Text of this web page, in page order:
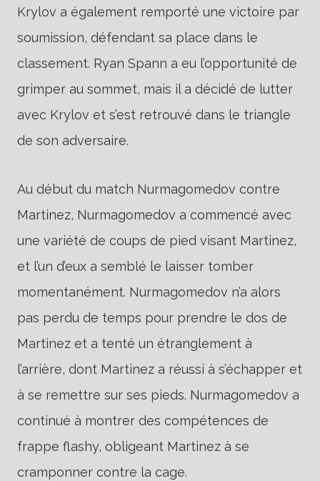
Krylov a également remporté une victoire par
soumission, défendant sa place dans le
classement. Ryan Spann a eu l’opportunité de
grimper au sommet, mais il a décidé de lutter
avec Krylov et s’est retrouvé dans le triangle
de son adversaire.
Au début du match Nurmagomedov contre
Martinez, Nurmagomedov a commencé avec
une variété de coups de pied visant Martinez,
et l’un d’eux a semblé le laisser tomber
momentanément. Nurmagomedov n’a alors
pas perdu de temps pour prendre le dos de
Martinez et a tenté un étranglement à
l’arrière, dont Martinez a réussi à s’échapper et
à se remettre sur ses pieds. Nurmagomedov a
continué à montrer des compétences de
frappe flashy, obligeant Martinez à se
cramponner contre la cage.